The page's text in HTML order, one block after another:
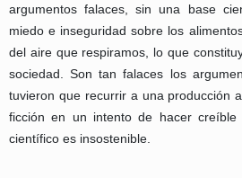
argumentos falaces, sin una base
miedo e inseguridad sobre los
del aire que respiramos, lo que
sociedad. Son tan falaces los
tuvieron que recurrir a una producción
ficción en un intento de hacer
científico es insostenible.